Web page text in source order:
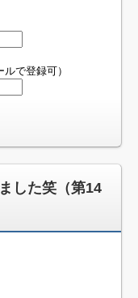
で登録可）
した笑（第14